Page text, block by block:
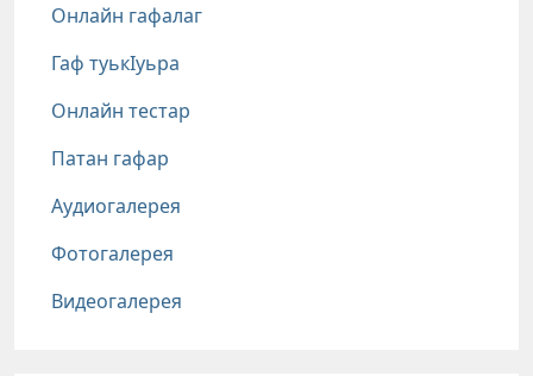
Онлайн гафалаг
Гаф туькIуьра
Онлайн тестар
Патан гафар
Аудиогалерея
Фотогалерея
Видеогалерея